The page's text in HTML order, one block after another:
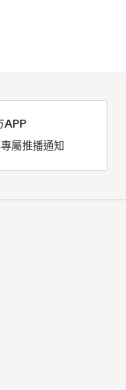
APP
屬推播通知